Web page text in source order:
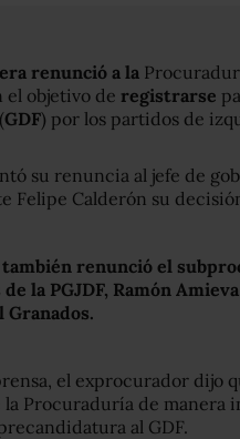
renunció a la
el objetivo de registrarse
GDF) por los partidos de
su renuncia al jefe de
Felipe Calderón su
también renunció el
la PGJDF, Ramón Amieva
el exprocurador dijo
Procuraduría de manera
al GDF.